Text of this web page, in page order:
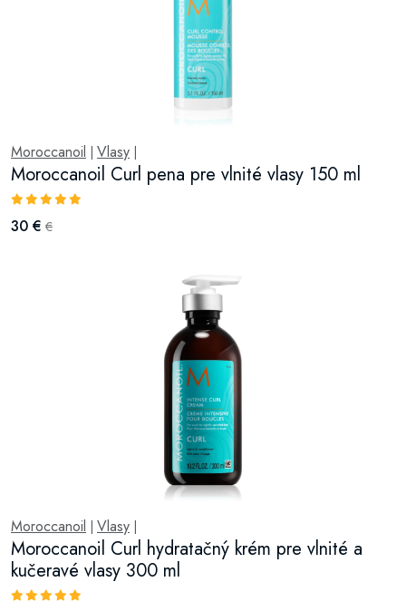
Moroccanoil Vlasy
Moroccanoil Curl pena pre vlnité vlasy 150 ml
30 € €
Moroccanoil Vlasy
Moroccanoil Curl hydratačný krém pre vlnité a
kučeravé vlasy 300 ml